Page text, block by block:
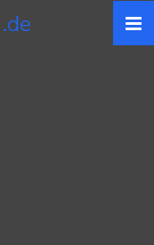
.de